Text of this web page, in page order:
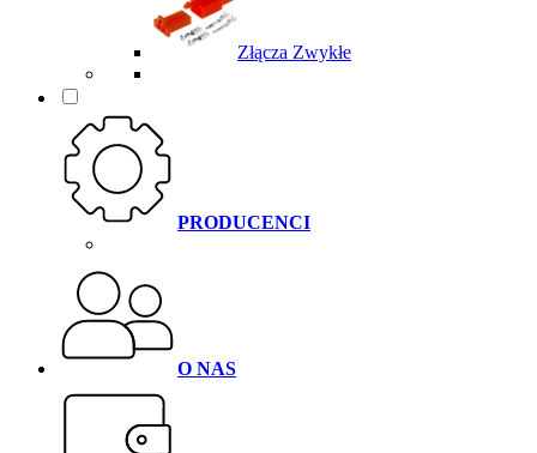
Złącza Zwykłe
PRODUCENCI
O NAS